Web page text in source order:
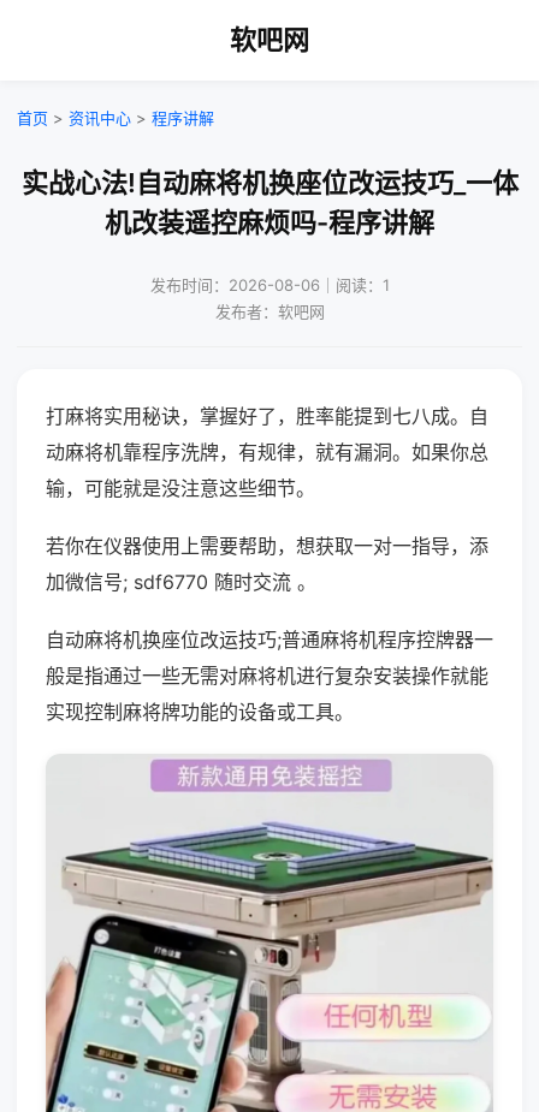
软吧网
首页 > 资讯中心 > 程序讲解
实战心法!自动麻将机换座位改运技巧_一体
机改装遥控麻烦吗-程序讲解
发布时间：2026-08-06｜阅读：1
发布者：软吧网
打麻将实用秘诀，掌握好了，胜率能提到七八成。自
动麻将机靠程序洗牌，有规律，就有漏洞。如果你总
输，可能就是没注意这些细节。
若你在仪器使用上需要帮助，想获取一对一指导，添
加微信号; sdf6770 随时交流 。
自动麻将机换座位改运技巧;普通麻将机程序控牌器一
般是指通过一些无需对麻将机进行复杂安装操作就能
实现控制麻将牌功能的设备或工具。